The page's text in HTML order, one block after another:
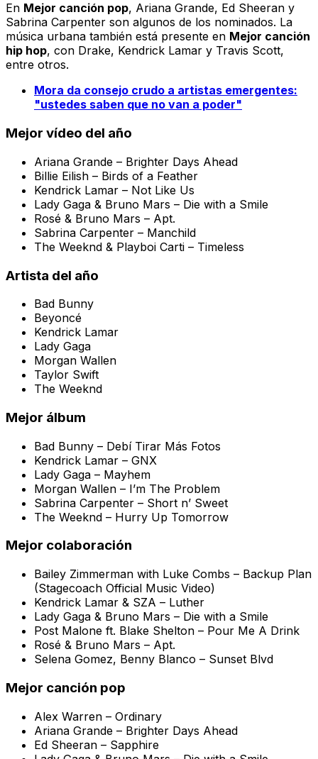
En Mejor canción pop, Ariana Grande, Ed Sheeran y
Sabrina Carpenter son algunos de los nominados. La
música urbana también está presente en Mejor canción
hip hop, con Drake, Kendrick Lamar y Travis Scott,
entre otros.
Mora da consejo crudo a artistas emergentes:
"ustedes saben que no van a poder"
Mejor vídeo del año
Ariana Grande – Brighter Days Ahead
Billie Eilish – Birds of a Feather
Kendrick Lamar – Not Like Us
Lady Gaga & Bruno Mars – Die with a Smile
Rosé & Bruno Mars – Apt.
Sabrina Carpenter – Manchild
The Weeknd & Playboi Carti – Timeless
Artista del año
Bad Bunny
Beyoncé
Kendrick Lamar
Lady Gaga
Morgan Wallen
Taylor Swift
The Weeknd
Mejor álbum
Bad Bunny – Debí Tirar Más Fotos
Kendrick Lamar – GNX
Lady Gaga – Mayhem
Morgan Wallen – I’m The Problem
Sabrina Carpenter – Short n’ Sweet
The Weeknd – Hurry Up Tomorrow
Mejor colaboración
Bailey Zimmerman with Luke Combs – Backup Plan
(Stagecoach Official Music Video)
Kendrick Lamar & SZA – Luther
Lady Gaga & Bruno Mars – Die with a Smile
Post Malone ft. Blake Shelton – Pour Me A Drink
Rosé & Bruno Mars – Apt.
Selena Gomez, Benny Blanco – Sunset Blvd
Mejor canción pop
Alex Warren – Ordinary
Ariana Grande – Brighter Days Ahead
Ed Sheeran – Sapphire